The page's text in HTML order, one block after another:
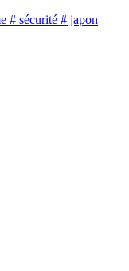
# sécurité # japon